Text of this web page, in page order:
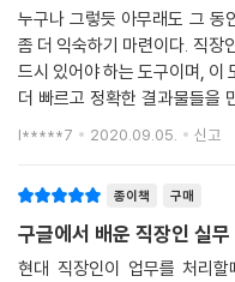
31 이메일을 작성할 때도 원칙
_ 스스로 정한 원칙에 따라 이
_ 수신자 그룹 TO, CC, BCC
32 항상 쓰는 내용은 서명에 등
33 대량 이메일은 플래그로 구
_ 클릭 대신 단축키로 빠르게
_ 플래그로 이메일 관리 효율
누구나 그렇듯 아무래도 그 동
좀 더 익숙하기 마련이다. 직장
드시 있어야 하는 도구이며, 이
더 빠르고 정확한 결과물들을
방법과 생각들로 컴퓨터를활
l*****7 2020.09.05. 신고
종이책 구매
구글에서 배운 직장인 실
현대 직장인이 업무를 처리